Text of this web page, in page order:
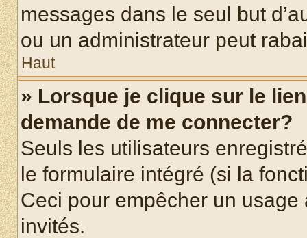
messages dans le seul but
ou un administrateur peut
Haut
» Lorsque je clique sur le
demande de me connecter?
Seuls les utilisateurs
le formulaire intégré (si la
Ceci pour empêcher un
invités.